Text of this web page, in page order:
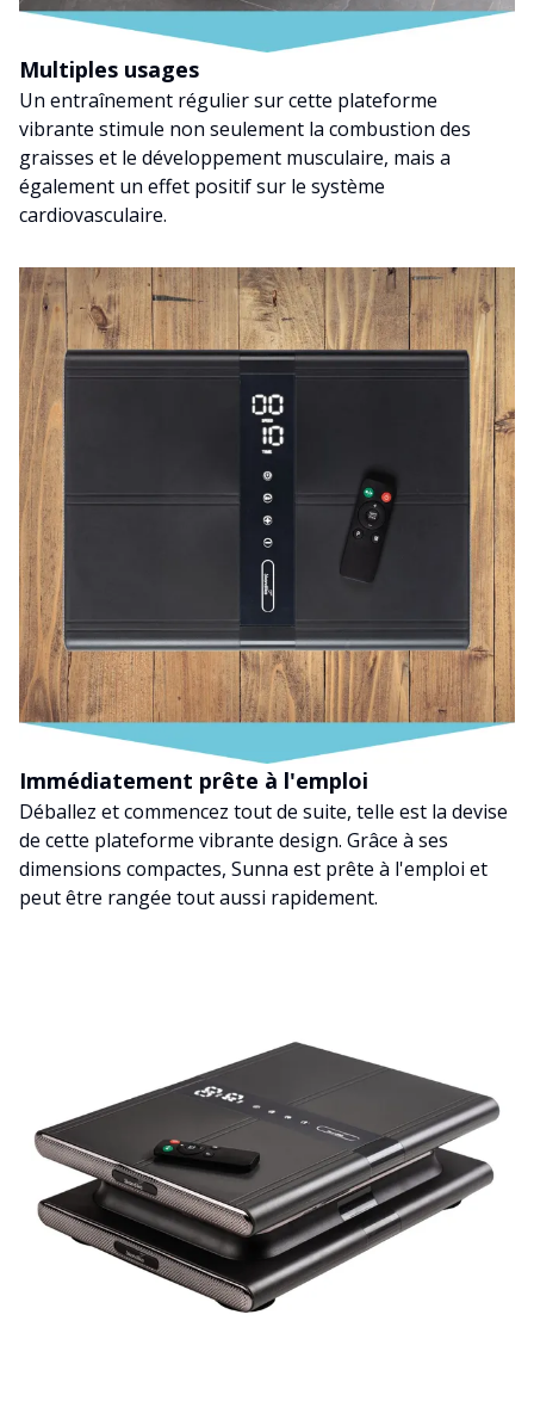
Multiples usages
Un entraînement régulier sur cette plateforme
vibrante stimule non seulement la combustion des
graisses et le développement musculaire, mais a
également un effet positif sur le système
cardiovasculaire.
Immédiatement prête à l'emploi
Déballez et commencez tout de suite, telle est la devise
de cette plateforme vibrante design. Grâce à ses
dimensions compactes, Sunna est prête à l'emploi et
peut être rangée tout aussi rapidement.